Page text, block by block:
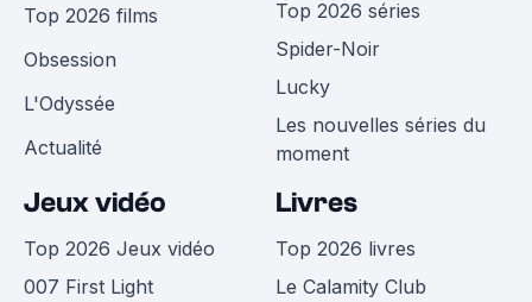
Top 2026 films
Obsession
L'Odyssée
Actualité
Top 2026 séries
Spider-Noir
Lucky
Les nouvelles séries du
moment
Jeux vidéo
Top 2026 Jeux vidéo
007 First Light
Livres
Top 2026 livres
Le Calamity Club